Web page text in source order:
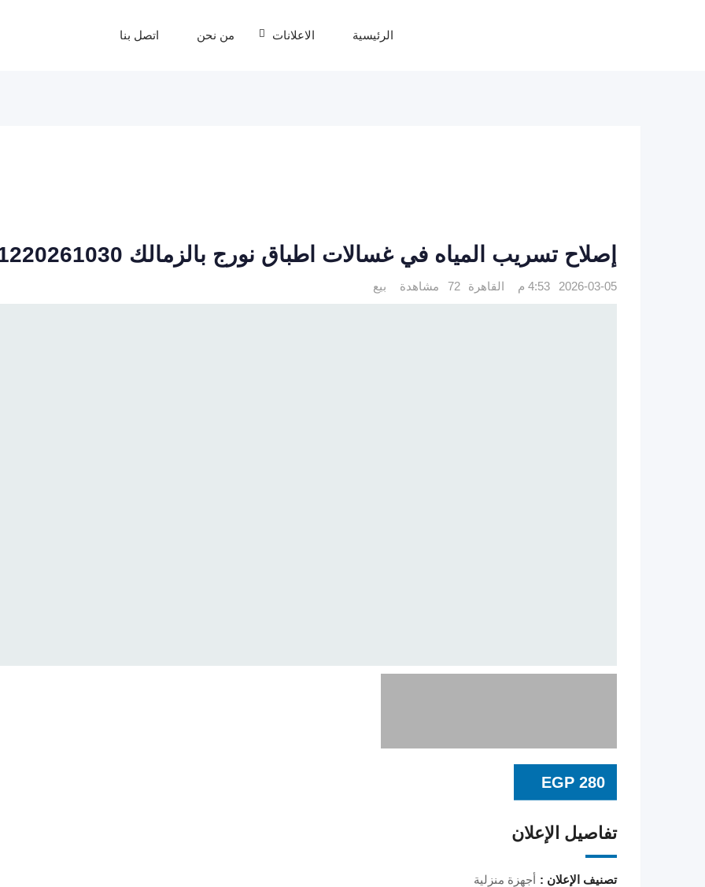
الرئيسية الاعلانات من نحن اتصل بنا
إصلاح تسريب المياه في غسالات اطباق نورج بالزمالك 01220261030
2026-03-05 4:53 م القاهرة 72 مشاهدة بيع
EGP 280
تفاصيل الإعلان
تصنيف الإعلان : أجهزة منزلية